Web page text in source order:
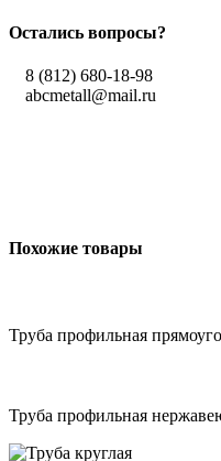
Остались вопросы?
8 (812) 680-18-98
abcmetall@mail.ru
Похожие товары
Труба профильная
Труба профильная